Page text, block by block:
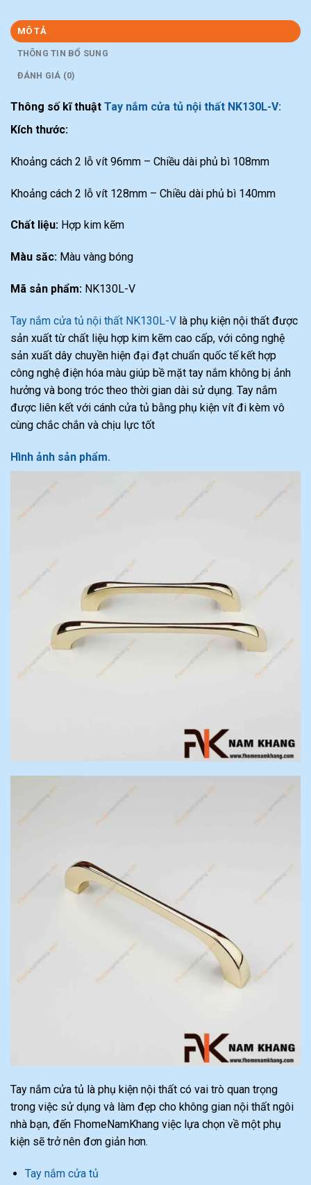
MÔ TẢ
THÔNG TIN BỔ SUNG
ĐÁNH GIÁ (0)
Thông số kĩ thuật Tay nắm cửa tủ nội thất NK130L-V:
Kích thước:
Khoảng cách 2 lỗ vít 96mm – Chiều dài phủ bì 108mm
Khoảng cách 2 lỗ vít 128mm – Chiều dài phủ bì 140mm
Chất liệu: Hợp kim kẽm
Màu săc: Màu vàng bóng
Mã sản phẩm: NK130L-V
Tay nắm cửa tủ nội thất NK130L-V là phụ kiện nội thất được
sản xuất từ chất liệu hợp kim kẽm cao cấp, với công nghệ
sản xuất dây chuyền hiện đại đạt chuẩn quốc tế kết hợp
công nghệ điện hóa màu giúp bề mặt tay nắm không bị ảnh
hưởng và bong tróc theo thời gian dài sử dụng. Tay nắm
được liên kết với cánh cửa tủ bằng phụ kiện vít đi kèm vô
cùng chắc chắn và chịu lực tốt
Hình ảnh sản phẩm.
Tay nắm cửa tủ là phụ kiện nội thất có vai trò quan trọng
trong việc sử dụng và làm đẹp cho không gian nội thất ngôi
nhà bạn, đến FhomeNamKhang việc lựa chọn về một phụ
kiện sẽ trở nên đơn giản hơn.
Tay nắm cửa tủ